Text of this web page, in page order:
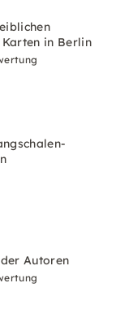
in Berlin
Autoren